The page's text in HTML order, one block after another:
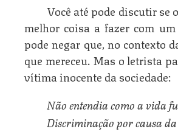
Você até pode discutir se
melhor coisa a fazer com
pode negar que, no contexto
que mereceu. Mas o letrista
vítima inocente da sociedade:
Não entendia como a vida
Discriminação por causa da